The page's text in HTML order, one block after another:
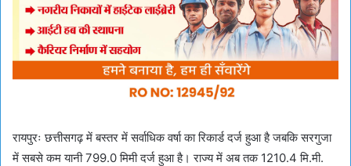
रायपुरः छत्तीसगढ़ में बस्तर में सर्वाधिक वर्षा का रिकार्ड दर्ज हुआ है जबकि सरगुजा
में सबसे कम यानी 799.0 मिमी दर्ज हुआ है। राज्य में अब तक 1210.4 मि.मी.